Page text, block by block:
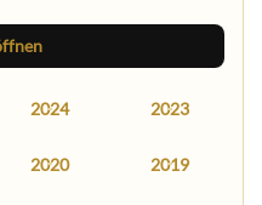
2024 2023
2020 2019